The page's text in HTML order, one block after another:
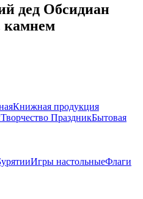
дед Обсидиан
камнем
Книжная продукция
Творчество ПраздникБытовая
Игры настольныеФлаги